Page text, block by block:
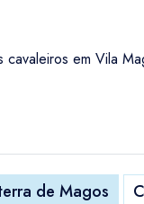
em Vila
de Magos